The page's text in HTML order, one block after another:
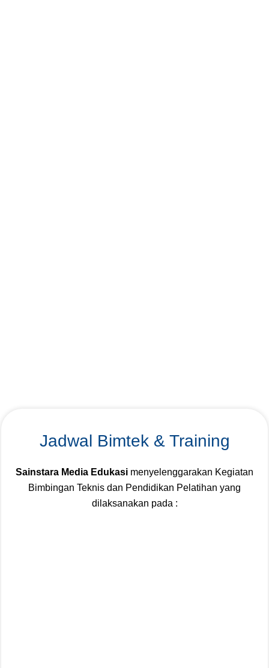
Jadwal Bimtek & Training
Sainstara Media Edukasi menyelenggarakan Kegiatan
Bimbingan Teknis dan Pendidikan Pelatihan yang
dilaksanakan pada :